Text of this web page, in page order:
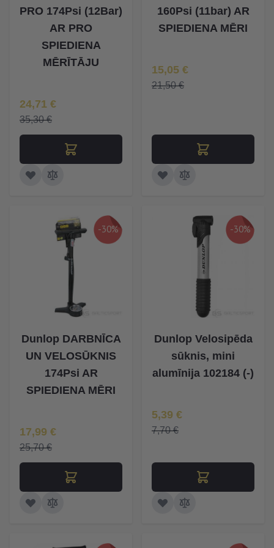
PRO 174Psi (12Bar)
AR PRO
SPIEDIENA
MĒRĪTĀJU
Īpaša Cena
24,71 €
35,30 €
160Psi (11bar) AR
SPIEDIENA MĒRI
Īpaša Cena
15,05 €
21,50 €
-30%
Dunlop DARBNĪCA
UN VELOSŪKNIS
174Psi AR
SPIEDIENA MĒRI
Īpaša Cena
17,99 €
25,70 €
-30%
Dunlop Velosipēda
sūknis, mini
alumīnija 102184 (-)
Īpaša Cena
5,39 €
7,70 €